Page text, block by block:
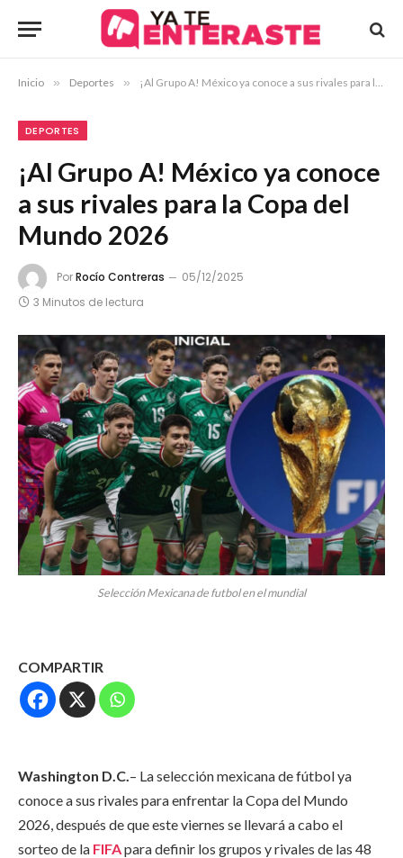
Inicio » Deportes » ¡Al Grupo A! México ya conoce a sus rivales para la Copa del Mundo 2026
DEPORTES
¡Al Grupo A! México ya conoce
a sus rivales para la Copa del
Mundo 2026
PorRocío Contreras
05/12/2025
3 Minutos de lectura
Selección Mexicana de futbol en el mundial
COMPARTIR
Washington D.C.– La selección mexicana de fútbol ya
conoce a sus rivales para enfrentar la Copa del Mundo
2026, después de que este viernes se llevará a cabo el
sorteo de la FIFApara definir los grupos y rivales de las 48